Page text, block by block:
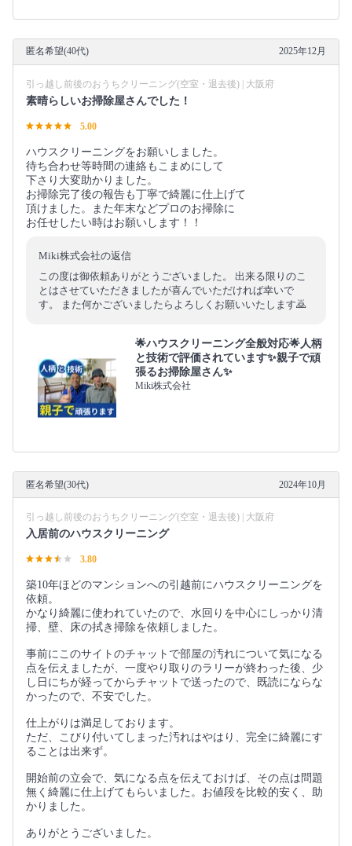
匿名希望(40代) 2025年12月
引っ越し前後のおうちクリーニング(空室・退去後) | 大阪府
素晴らしいお掃除屋さんでした！
5.00
ハウスクリーニングをお願いしました。
待ち合わせ等時間の連絡もこまめにして
下さり大変助かりました。
お掃除完了後の報告も丁寧で綺麗に仕上げて
頂けました。また年末などプロのお掃除に
お任せしたい時はお願いします！！
Miki株式会社の返信
この度は御依頼ありがとうございました。 出来る限りのこ
とはさせていただきましたが喜んでいただければ幸いで
す。 また何かございましたらよろしくお願いいたします🙇
🌟ハウスクリーニング全般対応🌟人柄
と技術で評価されています✨親子で頑
張るお掃除屋さん✨
Miki株式会社
匿名希望(30代) 2024年10月
引っ越し前後のおうちクリーニング(空室・退去後) | 大阪府
入居前のハウスクリーニング
3.80
築10年ほどのマンションへの引越前にハウスクリーニングを
依頼。
かなり綺麗に使われていたので、水回りを中心にしっかり清
掃、壁、床の拭き掃除を依頼しました。
事前にこのサイトのチャットで部屋の汚れについて気になる
点を伝えましたが、一度やり取りのラリーが終わった後、少
し日にちが経ってからチャットで送ったので、既読にならな
かったので、不安でした。
仕上がりは満足しております。
ただ、こびり付いてしまった汚れはやはり、完全に綺麗にす
ることは出来ず。
開始前の立会で、気になる点を伝えておけば、その点は問題
無く綺麗に仕上げてもらいました。お値段を比較的安く、助
かりました。
ありがとうございました。